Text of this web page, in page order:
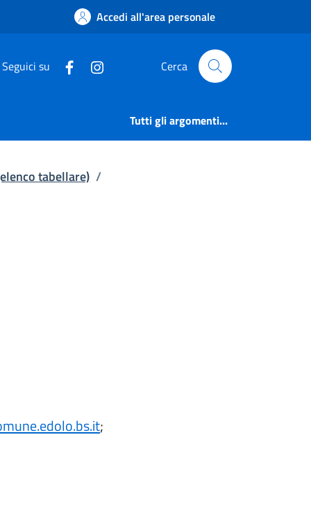
uffici
Accedi all'area personale
Seguici su Cerca
Tutti gli argomenti...
tabellare) /
;